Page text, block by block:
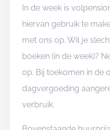
In de week is
hiervan gebruik te
met ons op. Wil je
boeken (in de week)?
op. Bij toekomen in de
dagvergoeding
verbruik.